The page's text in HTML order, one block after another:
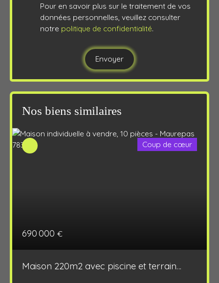
Pour en savoir plus sur le traitement de vos
données personnelles, veuillez consulter
notre politique de confidentialité.
Envoyer
Nos biens similaires
690 000 €
Coup de cœur
Maison 220m2 avec piscine et terrain